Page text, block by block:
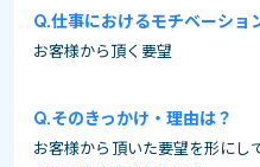
仕事におけるモチベーショ
お客様から頂く要望
そのきっかけ・理由は？
お客様から頂いた要望を形にし